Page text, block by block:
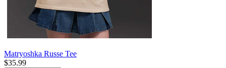
Matryoshka Russe Tee
$35.99